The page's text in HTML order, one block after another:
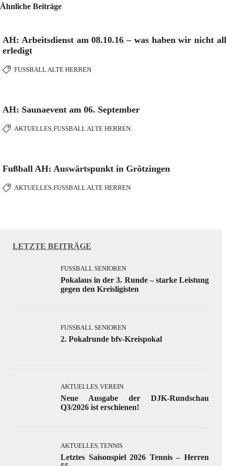
Ähnliche Beiträge
AH: Arbeitsdienst am 08.10.16 – was haben wir nicht
erledigt
FUSSBALL ALTE HERREN
AH: Saunaevent am 06. September
AKTUELLES, FUSSBALL ALTE HERREN
Fußball AH: Auswärtspunkt in Grötzingen
AKTUELLES, FUSSBALL ALTE HERREN
LETZTE BEITRÄGE
FUSSBALL SENIOREN
Pokalaus in der 3. Runde – starke Leistung
gegen den Kreisligisten
FUSSBALL SENIOREN
2. Pokalrunde bfv-Kreispokal
AKTUELLES, VEREIN
Neue Ausgabe der DJK-Rundschau
Q3/2026 ist erschienen!
AKTUELLES, TENNIS
Letztes Saisonspiel 2026 Tennis – Herren